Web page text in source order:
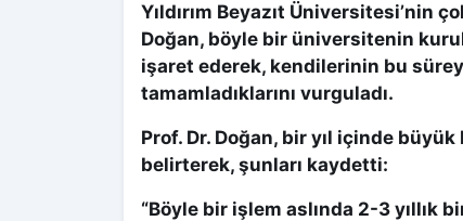
Yıldırım Beyazıt Üniversitesi’nin
Doğan, böyle bir üniversitenin
işaret ederek, kendilerinin bu
tamamladıklarını vurguladı.
Prof. Dr. Doğan, bir yıl içinde
belirterek, şunları kaydetti:
“Böyle bir işlem aslında 2-3 yıllık